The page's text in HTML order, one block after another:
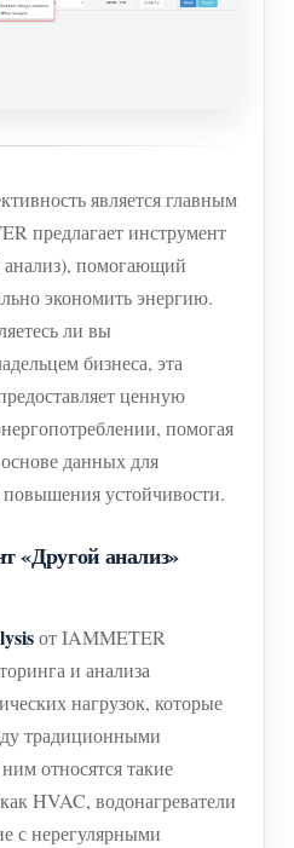
размещения
EV
и моделирования
солнечной PV-системы
PV-нагревателем
является главным
предлагает инструмент
помогающий
экономить энергию.
ли вы
бизнеса, эта
ценную
помогая
данных для
устойчивости.
«Другой анализ»
от IAMMETER
и анализа
нагрузок, которые
традиционными
относятся такие
HVAC, водонагреватели
с нерегулярными